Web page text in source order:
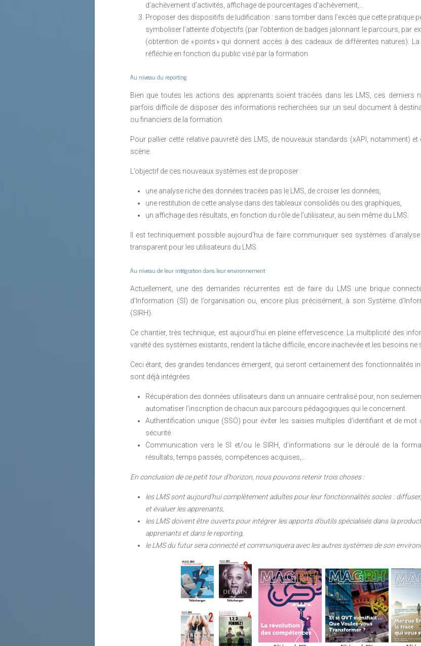
d’achèvement d’activités, affichage de pourcentages d’achèvement,…
Proposer des dispositifs de ludification : sans tomber dans l’excès que cette pratique
symboliser l’atteinte d’objectifs (par l’obtention de badges jalonnant le parcours, par
(obtention de « points » qui donnent accès à des cadeaux de différentes natures).
réfléchie en fonction du public visé par la formation.
Au niveau du reporting
Bien que toutes les actions des apprenants soient tracées dans les LMS, ces
parfois difficile de disposer des informations recherchées sur un seul document à
ou financiers de la formation.
Pour pallier cette relative pauvreté des LMS, de nouveaux standards (xAPI, notamment)
scène.
L’objectif de ces nouveaux systèmes est de proposer :
une analyse riche des données tracées pas le LMS, de croiser les données,
une restitution de cette analyse dans des tableaux consolidés ou des graphiques,
un affichage des résultats, en fonction du rôle de l’utilisateur, au sein même du LMS.
Il est techniquement possible aujourd’hui de faire communiquer ses systèmes
transparent pour les utilisateurs du LMS.
Au niveau de leur intégration dans leur environnement
Actuellement, une des demandes récurrentes est de faire du LMS une brique
d’Information (SI) de l’organisation ou, encore plus précisément, à son Système
(SIRH).
Ce chantier, très technique, est aujourd’hui en pleine effervescence. La multiplicité des
variété des systèmes existants, rendent la tâche difficile, encore inachevée et les besoins
Ceci étant, des grandes tendances émergent, qui seront certainement des fonctionnalités
sont déjà intégrées.
Récupération des données utilisateurs dans un annuaire centralisé pour, non
automatiser l’inscription de chacun aux parcours pédagogiques qui le concernent.
Authentification unique (SSO) pour éviter les saisies multiples d’identifiant et de
sécurité.
Communication vers le SI et/ou le SIRH, d’informations sur le déroulé de la
résultats, temps passés, compétences acquises,…
En conclusion de ce petit tour d’horizon, nous pouvons retenir trois choses :
les LMS sont aujourd’hui complètement adultes pour leur fonctionnalités socles :
et évaluer les apprenants,
les LMS doivent être ouverts pour intégrer les apports d’outils spécialisés dans la
apprenants et dans le reporting,
le LMS du futur sera connecté et communiquera avec les autres systèmes de son